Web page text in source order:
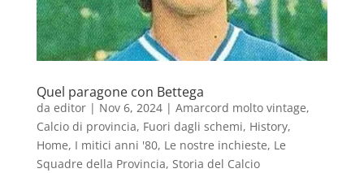
Quel paragone con Bettega
da editor| Nov 6, 2024| Amarcord molto vintage,
Calcio di provincia, Fuori dagli schemi, History,
Home, I mitici anni '80, Le nostre inchieste, Le
Squadre della Provincia, Storia del Calcio